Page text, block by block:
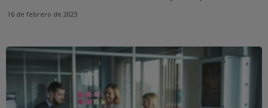
16 de febrero de 2023